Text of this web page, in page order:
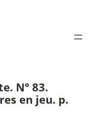
N° 83.
en jeu. p.